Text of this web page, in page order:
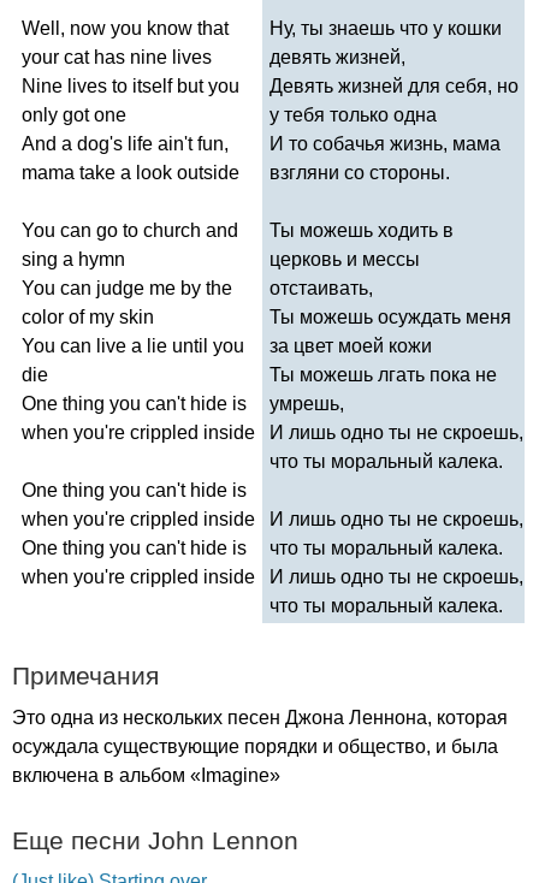
Well , now you know that
your cat has nine lives
Nine lives to itself but you
only got one
And a dog's life ain't fun,
mama take a look outside
You can go to church and
sing a hymn
You can judge me by the
color of my skin
You can live a lie until you
die
One thing you can't hide is
when you're crippled inside
One thing you can't hide is
when you're crippled inside
One thing you can't hide is
when you're crippled inside
Ну, ты знаешь что у кошки
девять жизней,
Девять жизней для себя, но
у тебя только одна
И то собачья жизнь, мама
взгляни со стороны.
Ты можешь ходить в
церковь и мессы
отстаивать,
Ты можешь осуждать меня
за цвет моей кожи
Ты можешь лгать пока не
умрешь,
И лишь одно ты не скроешь,
что ты моральный калека.
И лишь одно ты не скроешь,
что ты моральный калека.
И лишь одно ты не скроешь,
что ты моральный калека.
Примечания
Это одна из нескольких песен Джона Леннона, которая
осуждала существующие порядки и общество, и была
включена в альбом « Imagine»
Еще песни John Lennon